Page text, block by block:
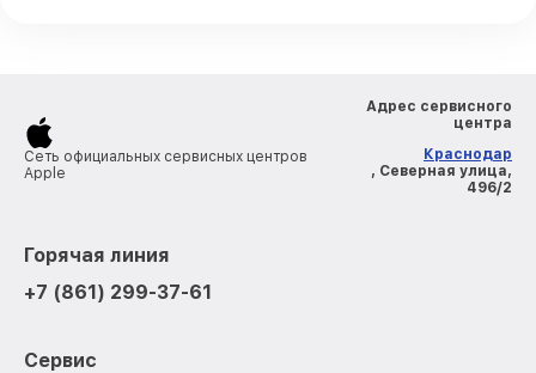
Сеть официальных сервисных центров
Apple
Адрес сервисного
центра
Краснодар
, Северная улица,
496/2
Горячая линия
+7 (861) 299-37-61
Сервис